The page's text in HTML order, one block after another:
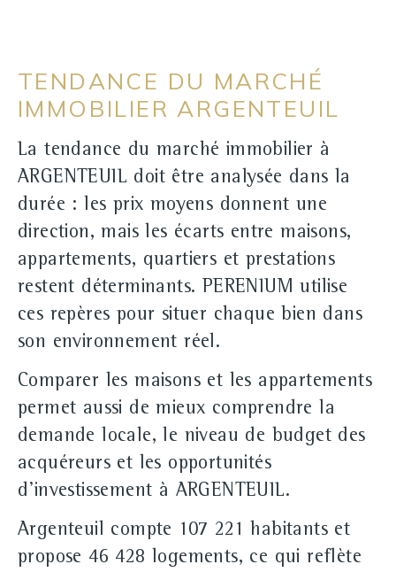
TENDANCE DU MARCHÉ
IMMOBILIER ARGENTEUIL
La tendance du marché immobilier à
ARGENTEUIL doit être analysée dans la
durée : les prix moyens donnent une
direction, mais les écarts entre maisons,
appartements, quartiers et prestations
restent déterminants. PERENIUM utilise
ces repères pour situer chaque bien dans
son environnement réel.
Comparer les maisons et les appartements
permet aussi de mieux comprendre la
demande locale, le niveau de budget des
acquéreurs et les opportunités
d'investissement à ARGENTEUIL.
Argenteuil compte 107 221 habitants et
propose 46 428 logements, ce qui reflète